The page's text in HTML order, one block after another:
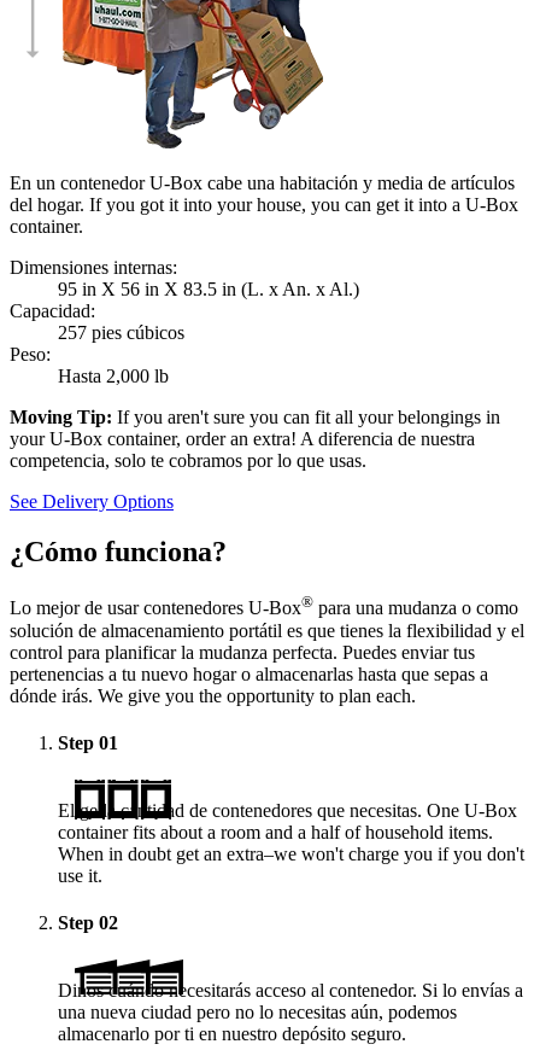
En un contenedor U-Box cabe una habitación y media de artículos
del hogar. If you got it into your house, you can get it into a U-Box
container.
Dimensiones internas:
95 in X 56 in X 83.5 in (L. x An. x Al.)
Capacidad:
257 pies cúbicos
Peso:
Hasta 2,000 lb
Moving Tip: If you aren't sure you can fit all your belongings in
yourU-Box container, order an extra! A diferencia de nuestra
competencia, solo te cobramos por lo que usas.
See Delivery Options
¿Cómo funciona?
Lo mejor de usar contenedores U-Box® para una mudanza o como
solución de almacenamiento portátil es que tienes la flexibilidad y el
control para planificar la mudanza perfecta. Puedes enviar tus
pertenencias a tu nuevo hogar o almacenarlas hasta que sepas a
dónde irás. We give you the opportunity to plan each.
Step 01
Elige la cantidad de contenedores que necesitas. One U-Box
container fits about a room and a half of household items.
When in doubt get an extra–we won't charge you if you don't
use it.
Step 02
Dinos cuándo necesitarás acceso al contenedor. Si lo envías a
una nueva ciudad pero no lo necesitas aún, podemos
almacenarlo por ti en nuestro depósito seguro.